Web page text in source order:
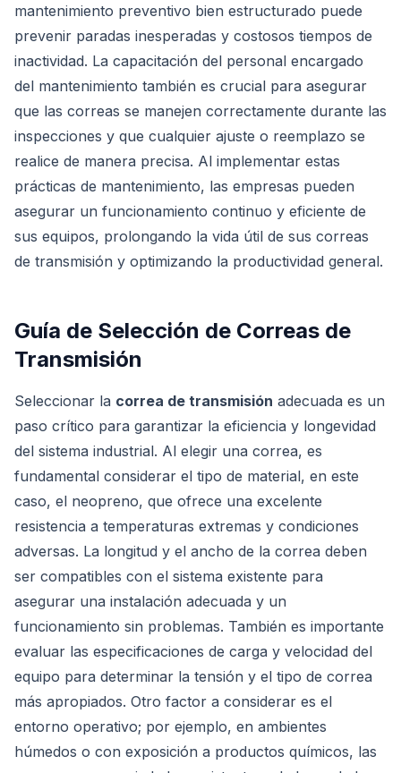
mantenimiento preventivo bien estructurado puede
prevenir paradas inesperadas y costosos tiempos de
inactividad. La capacitación del personal encargado
del mantenimiento también es crucial para asegurar
que las correas se manejen correctamente durante las
inspecciones y que cualquier ajuste o reemplazo se
realice de manera precisa. Al implementar estas
prácticas de mantenimiento, las empresas pueden
asegurar un funcionamiento continuo y eficiente de
sus equipos, prolongando la vida útil de sus correas
de transmisión y optimizando la productividad general.
Guía de Selección de Correas de
Transmisión
Seleccionar la correa de transmisión adecuada es un
paso crítico para garantizar la eficiencia y longevidad
del sistema industrial. Al elegir una correa, es
fundamental considerar el tipo de material, en este
caso, el neopreno, que ofrece una excelente
resistencia a temperaturas extremas y condiciones
adversas. La longitud y el ancho de la correa deben
ser compatibles con el sistema existente para
asegurar una instalación adecuada y un
funcionamiento sin problemas. También es importante
evaluar las especificaciones de carga y velocidad del
equipo para determinar la tensión y el tipo de correa
más apropiados. Otro factor a considerar es el
entorno operativo; por ejemplo, en ambientes
húmedos o con exposición a productos químicos, las